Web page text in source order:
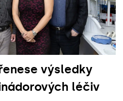
výsledky
léčiv